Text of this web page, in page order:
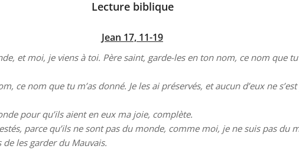
Lecture biblique
Jean 17, 11-19
et moi, je viens à toi. Père saint, garde-les en ton nom, ce nom que
ce nom que tu m’as donné. Je les ai préservés, et aucun d’eux ne
pour qu’ils aient en eux ma joie, complète.
parce qu’ils ne sont pas du monde, comme moi, je ne suis pas du
les garder du Mauvais.